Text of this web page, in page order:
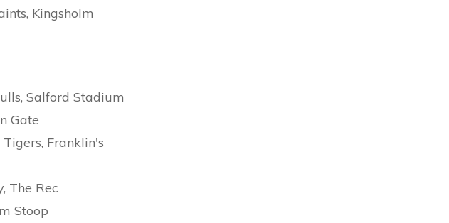
Kingsholm
Salford Stadium
Gate
Franklin's
The Rec
Stoop